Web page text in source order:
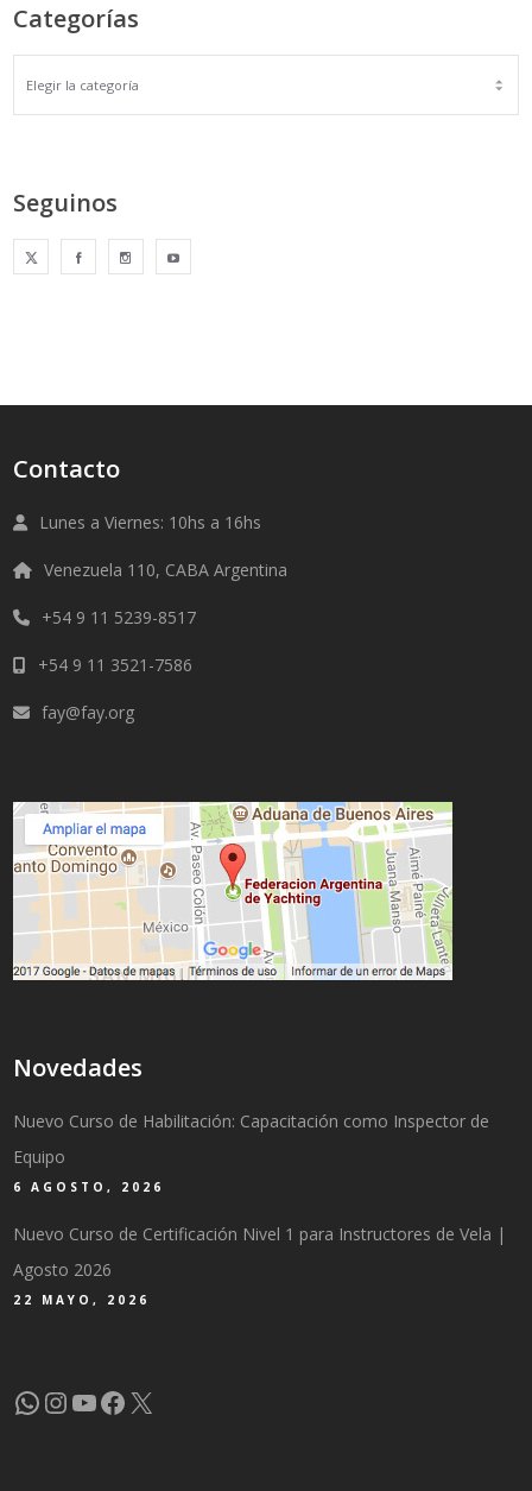
Categorías
Seguinos
Contacto
Lunes a Viernes: 10hs a 16hs
Venezuela 110, CABA Argentina
+54 9 11 5239-8517
+54 9 11 3521-7586
fay@fay.org
Novedades
Nuevo Curso de Habilitación: Capacitación como Inspector de
Equipo
6 AGOSTO, 2026
Nuevo Curso de Certificación Nivel 1 para Instructores de Vela |
Agosto 2026
22 MAYO, 2026
WhatsApp
Instagram
YouTube
Facebook
X